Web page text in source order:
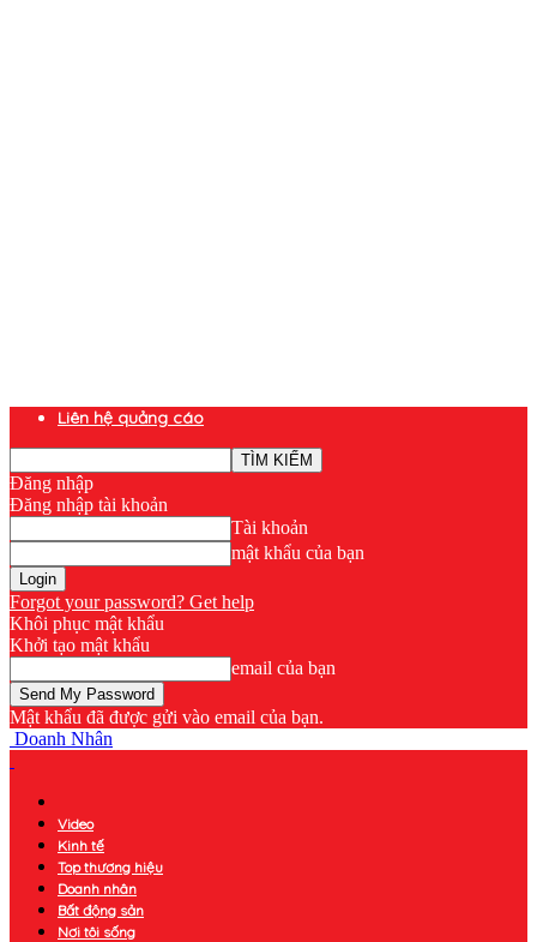
Liên hệ quảng cáo
Đăng nhập
Đăng nhập tài khoản
Tài khoản
mật khẩu của bạn
Forgot your password? Get help
Khôi phục mật khẩu
Khởi tạo mật khẩu
email của bạn
Mật khẩu đã được gửi vào email của bạn.
Doanh Nhân
Video
Kinh tế
Top thương hiệu
Doanh nhân
Bất động sản
Nơi tôi sống